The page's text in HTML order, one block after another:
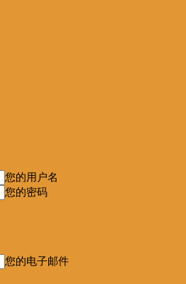
您的用户名
您的密码
您的电子邮件